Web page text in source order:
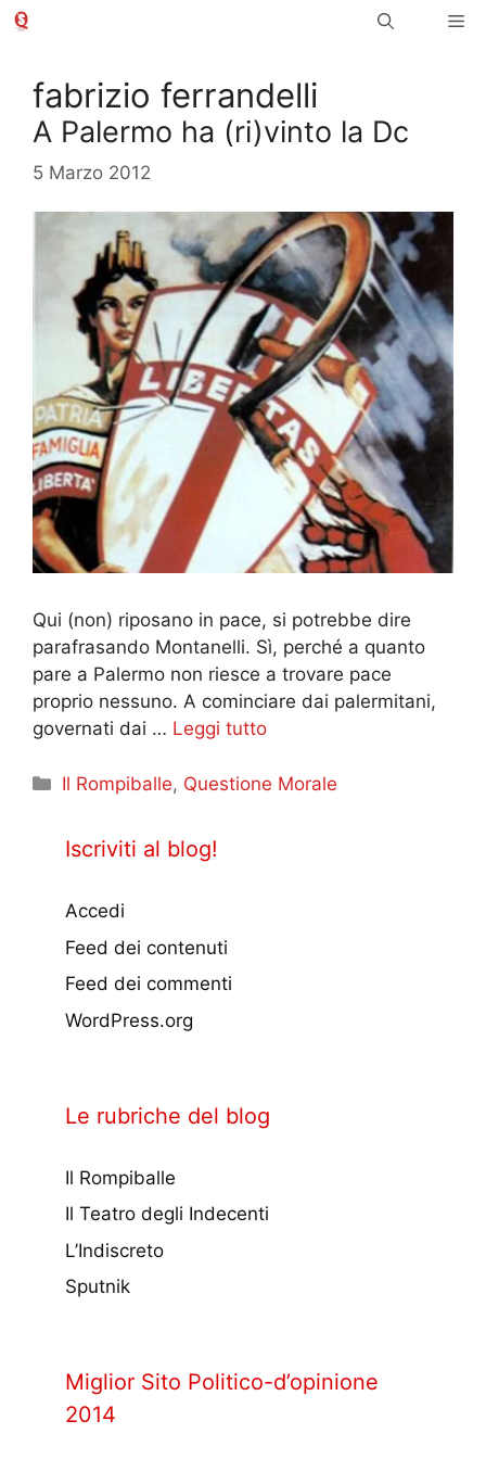
Vai
fabrizio ferrandelli
A Palermo ha (ri)vinto la Dc
5 Marzo 2012
Qui (non) riposano in pace, si potrebbe dire
parafrasando Montanelli. Sì, perché a quanto
pare a Palermo non riesce a trovare pace
proprio nessuno. A cominciare dai palermitani,
governati dai … Leggi tutto
Categorie
Il Rompiballe, Questione Morale
Iscriviti al blog!
Accedi
Feed dei contenuti
Feed dei commenti
WordPress.org
Le rubriche del blog
Il Rompiballe
Il Teatro degli Indecenti
L’Indiscreto
Sputnik
Miglior Sito Politico-d’opinione
2014